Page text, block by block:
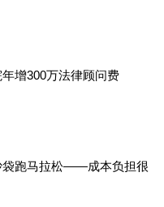
增300万法律顾问费
跑马拉松——成本负担很